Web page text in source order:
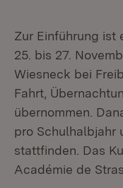
Zur Einführung ist
25. bis 27.
Wiesneck bei
Fahrt,
übernommen.
pro Schulhalbjahr
stattfinden. Das
Académie de